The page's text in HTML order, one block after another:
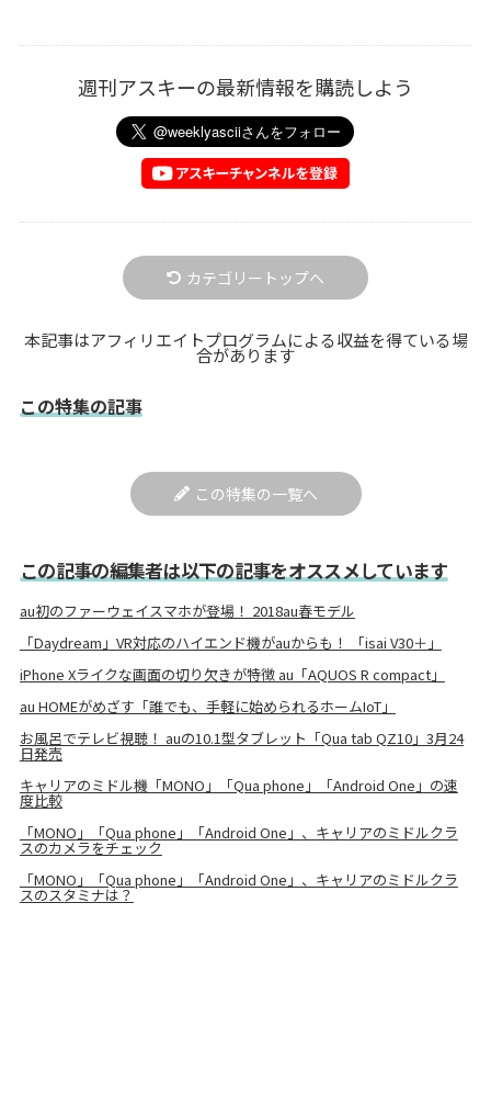
週刊アスキーの最新情報を購読しよう
カテゴリートップへ
本記事はアフィリエイトプログラムによる収益を得ている場
合があります
この特集の記事
この特集の一覧へ
この記事の編集者は以下の記事をオススメしています
au初のファーウェイスマホが登場！ 2018au春モデル
「Daydream」VR対応のハイエンド機がauからも！ 「isai V30＋」
iPhone Xライクな画面の切り欠きが特徴 au「AQUOS R compact」
au HOMEがめざす「誰でも、手軽に始められるホームIoT」
お風呂でテレビ視聴！ auの10.1型タブレット「Qua tab QZ10」3月24
日発売
キャリアのミドル機「MONO」「Qua phone」「Android One」の速
度比較
「MONO」「Qua phone」「Android One」、キャリアのミドルクラ
スのカメラをチェック
「MONO」「Qua phone」「Android One」、キャリアのミドルクラ
スのスタミナは？